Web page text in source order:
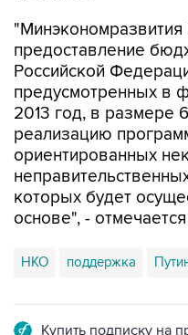
Российской
предусмотренных в
2013 год, в размере
реализацию
ориентированных
которых будет
основе", -
НКО поддержка Путин
Подписаться на